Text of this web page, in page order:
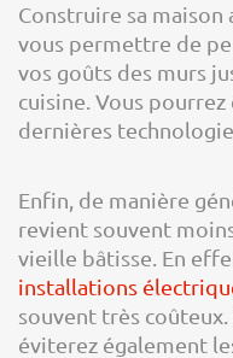
Construire sa maison
vous permettre de
vos goûts des murs
cuisine. Vous
dernières
Enfin, de manière
revient souvent
vieille bâtisse. En
installations
souvent très coûteux.
éviterez également